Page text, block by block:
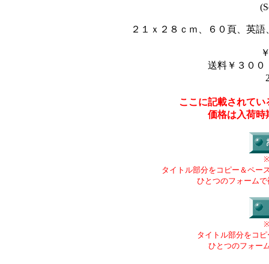
２１ｘ２８ｃｍ、６０頁、英
送料￥３００
ここに記載されて
価格は入荷時
タイトル部分をコピー＆ペー
ひとつのフォーム
タイトル部分をコ
ひとつのフォー